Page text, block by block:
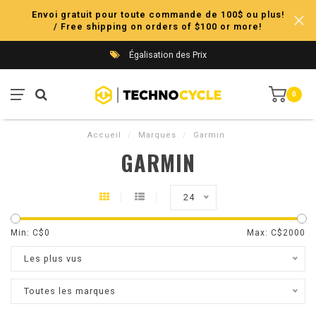
Envoi gratuit pour toute commande de 100$ ou plus!
/ Free shipping on orders of $100 or more!
Égalisation des Prix
0
Accueil / Marques / Garmin
GARMIN
24
Min: C$0 Max: C$ 2000
Les plus vus
Toutes les marques